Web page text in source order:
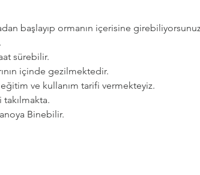
başlayıp ormanın içerisine
sürebilir.
içinde gezilmektedir.
ve kullanım tarifi vermekteyiz.
Binebilir.